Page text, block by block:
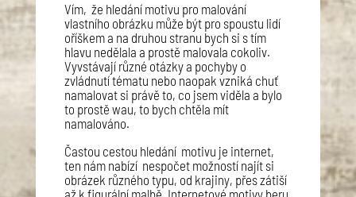
Vím, že hledání motivu pro malování
vlastního obrázku může být pro spoustu lidí
oříškem a na druhou stranu bych si s tím
hlavu nedělala a prostě malovala cokoliv.
Vyvstávají různé otázky a pochyby o
zvládnutí tématu nebo naopak vzniká chuť
namalovat si právě to, co jsem viděla a bylo
to prostě wau, to bych chtěla mít
namalováno.
Častou cestou hledání motivu je internet,
ten nám nabízí nespočet možností najít si
obrázek různého typu, od krajiny, přes zátiší
až k figurální malbě. Internetové motivy beru